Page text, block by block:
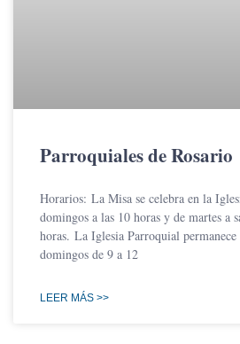
Parroquiales de Rosario
Horarios: La Misa se celebra en la
domingos a las 10 horas y de martes a
horas. La Iglesia Parroquial permanece
domingos de 9 a 12
LEER MÁS >>